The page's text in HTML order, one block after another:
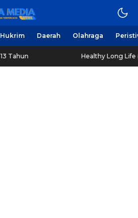
Hukrim Daerah Olahraga
Healthy Long Life (HLL) Kini Hadir